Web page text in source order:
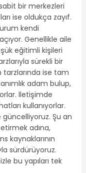
bir merkezleri
ise oldukça zayıf.
kendi
Genellikle aile
eğitimli kişileri
sürekli bir
ise tam
adam bulup,
İletişimde
kullanıyorlar.
Şu an
adına,
kaynaklarının
sürdürüyoruz.
bu yapıları tek